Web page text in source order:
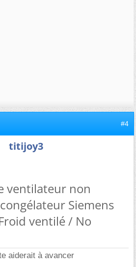
#4
titijoy3
ventilateur non
Siemens
ventilé / No
aiderait à avancer